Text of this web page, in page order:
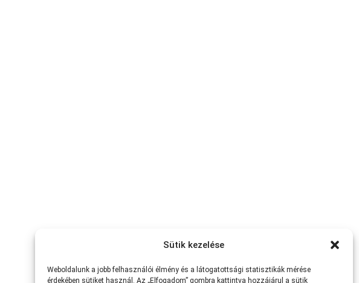
Sütik kezelése
Weboldalunk a jobb felhasználói élmény és a látogatottsági statisztikák mérése
érdekében sütiket használ. Az „Elfogadom” gombra kattintva hozzájárul a sütik